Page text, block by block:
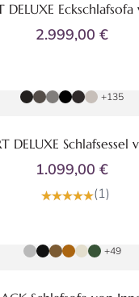
DELUXE
2.999,00 €
+135
DELUXE Schlafsessel
1.099,00 €
(1)
+49